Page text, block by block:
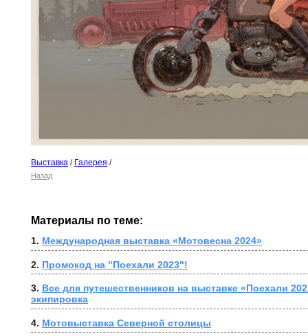
Выставка / Галерея /
Назад
Материалы по теме:
1. Международная выставка «Мотовесна 2024»
2. Промокод на "Поехали 2023"!
3. Все для путешественников на выставке «Поехали
экипировка
4. Мотовыставка Северной столицы